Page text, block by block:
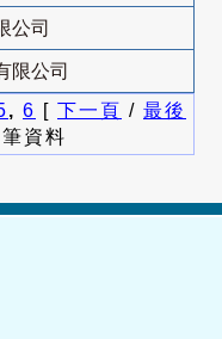
公司
限公司
, 6 [ 下一頁 / 最後
筆資料